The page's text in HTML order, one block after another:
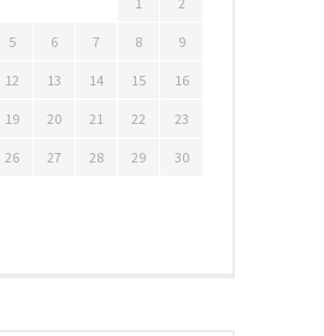
5 6 7 8 9
12 13 14 15 16
19 20 21 22 23
26 27 28 29 30